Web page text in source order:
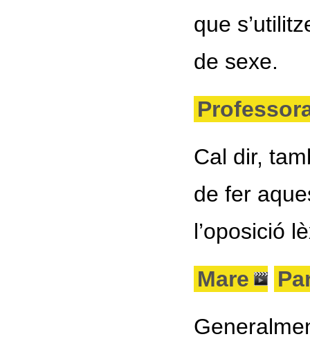
que
de sexe.
Cal dir,
de fer
l’oposició
Mare